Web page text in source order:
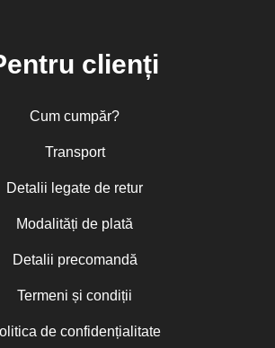
clienți
Cum cumpăr?
Transport
Detalii legate de retur
Modalități de plată
Detalii precomandă
Termeni și condiții
de confidențialitate